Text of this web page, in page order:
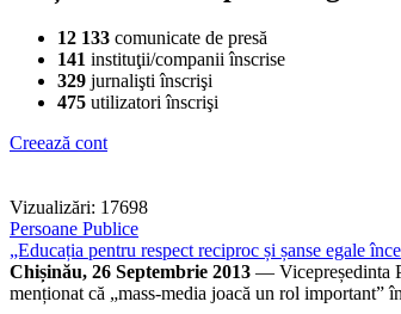
12 133 comunicate de presă
141 instituţii/companii înscrise
329 jurnalişti înscrişi
475 utilizatori înscrişi
Creează cont
Vizualizări: 17698
Persoane Publice
„Educația pentru respect reciproc și șanse egale
Chișinău, 26 Septembrie 2013 — Vicepreședinta
menționat că „mass-media joacă un rol important”